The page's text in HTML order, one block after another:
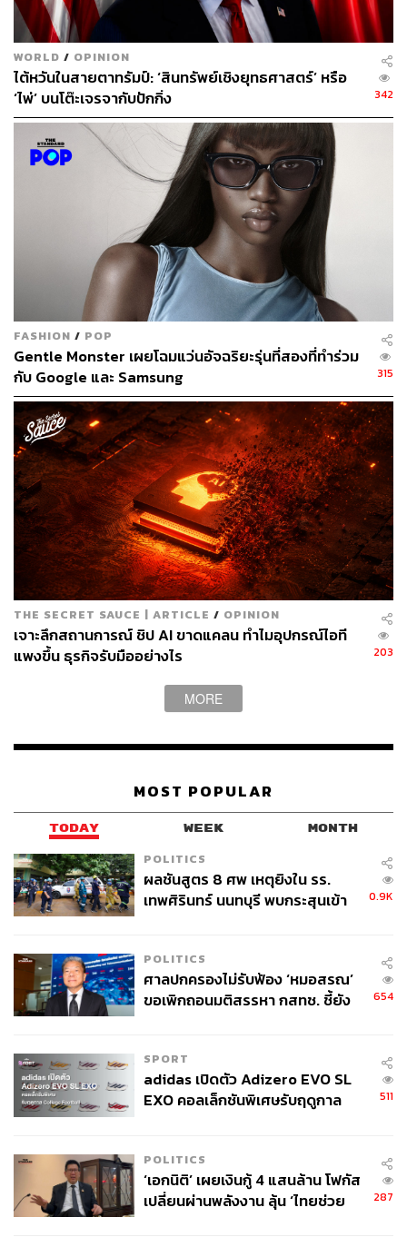
แบ่งค่าใช้จ่ายจำนวนมากในการดำเนินงานโรงงานผลิตชิป
กับผลิตภัณฑ์จำนวนมากที่ขายได้ ทำให้การดำเนินงานมี
ประสิทธิภาพมากขึ้นและมีต้นทุนถูกลง
ทั้งนี้ อ้างอิงจากการสำรวจของ Bloomberg พบว่ารายได้ในปี
2022 ของ Samsung และ TSMC แซงหน้า Intel ไปแล้ว โดย
Samsung มีรายได้รวม 7.99 หมื่นล้านดอลลาร์สหรัฐ ส่วน
TSMC มีรายได้รวม 7.59 หมื่นล้านดอลลาร์สหรัฐ ขณะที่
Intel มีรายได้รวม 6.3 หมื่นล้านดอลลาร์สหรัฐ
TSMC แซงหน้า Intel ได้เร็วกว่าที่นักวิเคราะห์หลายคนคาด
ไว้ รายได้ของบริษัทเพิ่มขึ้น 33% ในปีที่แล้ว ในขณะที่ Intel
ลดลง 20% TSMC ซึ่งมีโรงงานให้บริการแก่บริษัทที่ใหญ่
ที่สุดในโลกหลายแห่ง ได้จัดหาเทคโนโลยีการผลิตที่ทันสมัย
ที่สุดให้แก่คู่แข่งและลูกค้าจำนวนมากของ Intel
รายใหญ่ ‘ทุ่มลงทุน’ ช่วงชิงตำแหน่งผู้นำ
อย่างไรก็ตาม ในอุตสาหกรรมเซมิคอนดักเตอร์ การเป็นผู้นำ
ไม่ได้ขึ้นอยู่กับส่วนแบ่งการตลาดและรายได้เท่านั้น ในธุรกิจ
นี้ เทคโนโลยีการผลิตมีความสำคัญต่อประสิทธิภาพของชิป
ความสามารถในการใช้เทคนิคและอุปกรณ์ใหม่ล่าสุด ทำให้
ผู้ผลิตชิปไม่เพียงแค่มีต้นทุนที่ดีขึ้น แต่ยังสามารถผลิตชิปที่
ขายได้ในราคาที่สูงขึ้นเนื่องจากมีประสิทธิภาพที่มากกว่า
Intel เคยเป็นผู้นำในอุตสาหกรรมเซมิคอนดักเตอร์ต่อเนื่องมา
หลายสิบปี เพื่อกอบกู้ชื่อเสียงของ Intel หลังจากความล่าช้า
ในการผลิตชิปเทคโนโลยีก้าวหน้ารุ่นใหม่ๆ ด้วยเหตุนี้ ผู้
บริหารได้บอกกับนักลงทุนว่ามีการใช้จ่ายเงินจำนวนมากไป
กับการสร้างโรงงาน อุปกรณ์ และการวิจัยและพัฒนา เพื่อ
รองรับความต้องการชิปในอนาคตที่จะเพิ่มสูงขึ้นอย่างต่อ
เนื่อง โดย Intel จะมีความพร้อมที่ดีกว่าในการใช้ประโยชน์
จากโอกาสนี้ เมื่อเทียบกับคู่แข่งที่ลดการใช้จ่ายและปล่อย
กลยุทธ์ดังกล่าวเช่นกัน โดย TSMC ตั้งใจที่จะลงทุนสูงถึง 3.6
หมื่นล้านดอลลาร์สหรัฐในปีนี้ ซึ่งมากกว่าที่นักวิเคราะห์คาด
การณ์ไว้ ในทำนองเดียวกัน Samsung เพิกเฉยต่อการเรียก
ร้องให้ลดขนาดการลงทุนและประกาศว่าจะใช้จ่ายจำนวน
ใกล้เคียงกับในปี 2022 โดยทุ่มเงินลงทุนประมาณ 3.9 หมื่น
ล้านดอลลาร์สหรัฐ เพื่อปรับปรุงการผลิตและสร้างโรงงาน
หมายสำหรับค่าใช้จ่ายในการลงทุน (Capex Intensity) ที่
ประมาณ 35% ของรายได้ ซึ่งนักวิเคราะห์คาดการณ์ว่าราย
ได้ของ Intel ในปีนี้จะอยู่ที่ประมาณ 5.1 หมื่นล้านดอลลาร์
กว่าเมื่อเทียบกับคู่แข่งทั้งสองอย่าง TSMC และ Samsung
สำหรับอุตสาหกรรมชิปหน่วยความจำ ซึ่งเป็นรายได้หลักใน
ธุรกิจเซมิคอนดักเตอร์ของ Samsung คาดว่าจะมีการปรับลด
ความจำชั้นนำอย่าง Micron, SK hynix และ Western Digital
WORLD / OPINION
ไต้หวันในสายตาทรัมป์: ‘สินทรัพย์เชิงยุทธศาสตร์’ หรือ
‘ไพ่’ บนโต๊ะเจรจากับปักกิ่ง
342
FASHION / POP
Gentle Monster เผยโฉมแว่นอัจฉริยะรุ่นที่สองที่ทำร่วม
กับ Google และ Samsung
315
THE SECRET SAUCE | ARTICLE / OPINION
เจาะลึกสถานการณ์ ชิป AI ขาดแคลน ทำไมอุปกรณ์ไอที
แพงขึ้น ธุรกิจรับมืออย่างไร
203
MORE
MOST POPULAR
TODAY WEEK MONTH
POLITICS
ผลชันสูตร 8 ศพ เหตุยิงใน รร.
เทพศิรินทร์ นนทบุรี พบกระสุนเข้า
0.9K
POLITICS
ศาลปกครองไม่รับฟ้อง ‘หมอสรณ’
ขอเพิกถอนมติสรรหา กสทช. ชี้ยัง
654
SPORT
adidas เปิดตัว Adizero EVO SL
EXO คอลเล็กชันพิเศษรับฤดูกาล
511
POLITICS
‘เอกนิติ’ เผยเงินกู้ 4 แสนล้าน โฟกัส
เปลี่ยนผ่านพลังงาน ลุ้น ‘ไทยช่วย
287